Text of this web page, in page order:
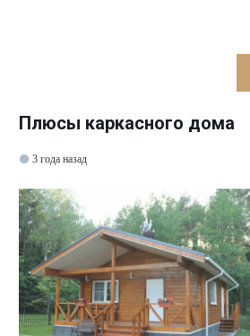
Плюсы каркасного дома
3 года назад